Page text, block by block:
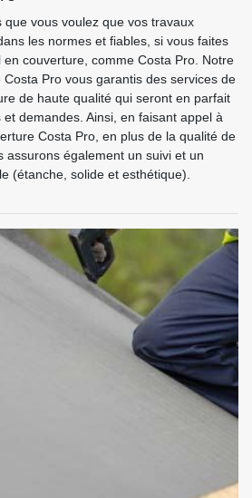
que vous voulez que vos travaux
les normes et fiables, si vous faites
couverture, comme Costa Pro. Notre
Pro vous garantis des services de
de haute qualité qui seront en parfait
demandes. Ainsi, en faisant appel à
Costa Pro, en plus de la qualité de
assurons également un suivi et un
(étanche, solide et esthétique).